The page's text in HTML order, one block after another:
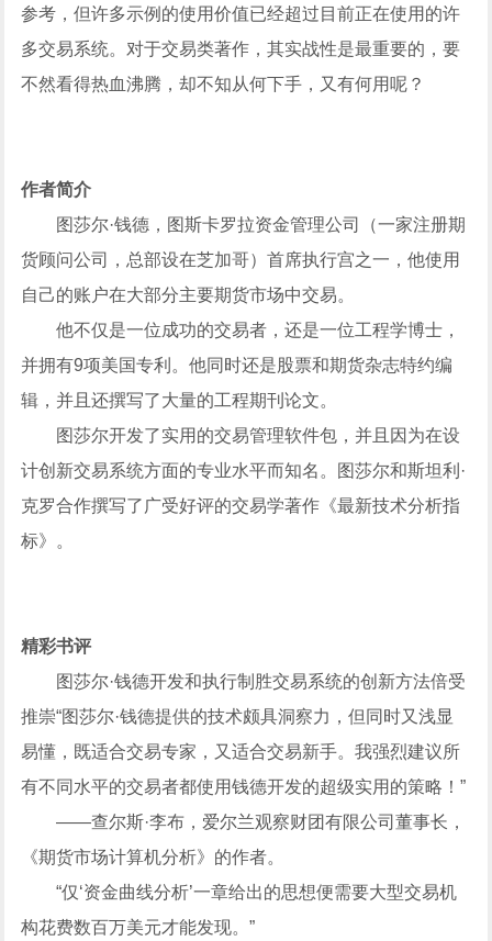
参考，但许多示例的使用价值已经超过目前正在使用的许
多交易系统。对于交易类著作，其实战性是最重要的，要
不然看得热血沸腾，却不知从何下手，又有何用呢？
作者简介
图莎尔·钱德，图斯卡罗拉资金管理公司（一家注册期
货顾问公司，总部设在芝加哥）首席执行宫之一，他使用
自己的账户在大部分主要期货市场中交易。
他不仅是一位成功的交易者，还是一位工程学博士，
并拥有9项美国专利。他同时还是股票和期货杂志特约编
辑，并且还撰写了大量的工程期刊论文。
图莎尔开发了实用的交易管理软件包，并且因为在设
计创新交易系统方面的专业水平而知名。图莎尔和斯坦利·
克罗合作撰写了广受好评的交易学著作《最新技术分析指
标》。
精彩书评
图莎尔·钱德开发和执行制胜交易系统的创新方法倍受
推崇“图莎尔·钱德提供的技术颇具洞察力，但同时又浅显
易懂，既适合交易专家，又适合交易新手。我强烈建议所
有不同水平的交易者都使用钱德开发的超级实用的策略！”
——查尔斯·李布，爱尔兰观察财团有限公司董事长，
《期货市场计算机分析》的作者。
“仅‘资金曲线分析’一章给出的思想便需要大型交易机
构花费数百万美元才能发现。”